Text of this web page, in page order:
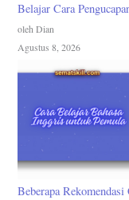
Belajar Cara
oleh Dian
Agustus 8, 2026
Beberapa